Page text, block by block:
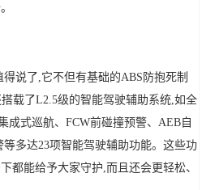
说了,它不但有基础的ABS防抱死制
载了L2.5级的智能驾驶辅助系统,如全
成式巡航、FCW前碰撞预警、AEB自
多达23项智能驾驶辅助功能。这些功
都能给予大家守护,而且还会更轻松、